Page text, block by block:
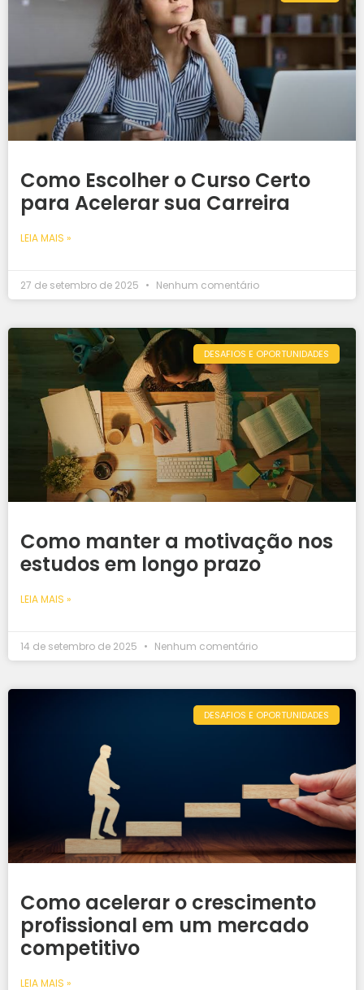
Como Escolher o Curso Certo
para Acelerar sua Carreira
LEIA MAIS »
27 de setembro de 2025 Nenhum comentário
DESAFIOS E OPORTUNIDADES
Como manter a motivação nos
estudos em longo prazo
LEIA MAIS »
14 de setembro de 2025 Nenhum comentário
DESAFIOS E OPORTUNIDADES
Como acelerar o crescimento
profissional em um mercado
competitivo
LEIA MAIS »